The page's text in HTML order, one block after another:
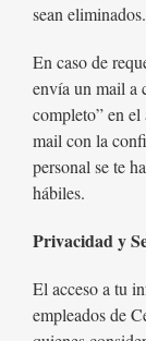
sean eliminados.
En caso de
envía un mail a
completo” en
mail con la
personal se te
hábiles.
Privacidad y
El acceso a tu
empleados de